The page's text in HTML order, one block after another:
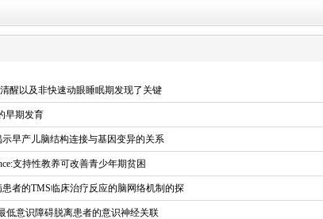
醒以及非快速动眼睡眠期发现了关键
早期发育
早产儿脑结构连接与基因变异的关系
支持性教养可改善青少年期贫困
者的TMS临床治疗反应的脑网络机制的探
低意识障碍脱离患者的意识神经关联